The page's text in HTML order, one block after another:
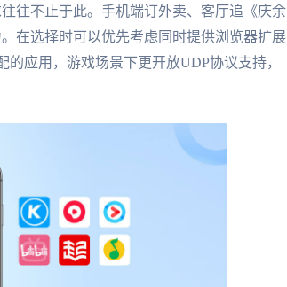
往不止于此。手机端订外卖、客厅追《庆余
在选择时可以优先考虑同时提供浏览器扩展
应用，游戏场景下更开放UDP协议支持，